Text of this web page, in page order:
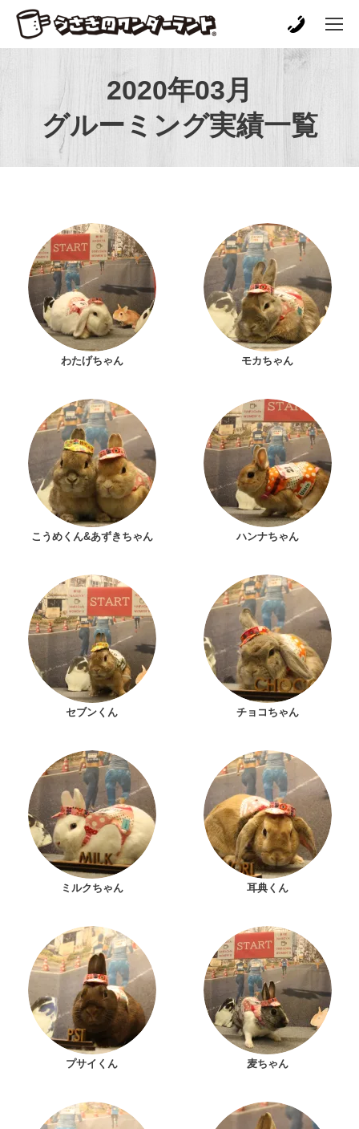
2020年03月
グルーミング実績一覧
わたげちゃん モカちゃん
こうめくん&あずきちゃん ハンナちゃん
セブンくん チョコちゃん
ミルクちゃん 耳典くん
プサイくん 麦ちゃん